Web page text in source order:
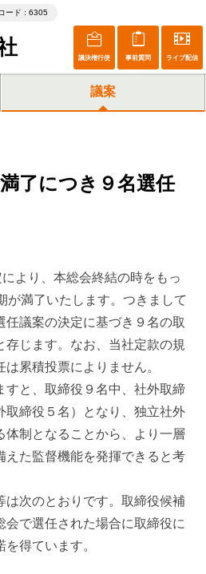
ード : 6305
議決権行使 事前質問 ライブ配信
議案
了につき９名選任
より、本総会終結の時をもっ
が満了いたします。つきまして
任議案の決定に基づき９名の取
存じます。なお、当社定款の規
累積投票によりません。
と、取締役９名中、社外取締
取締役５名）となり、独立社外
体制となることから、より一層
えた監督機能を発揮できると考
次のとおりです。取締役候補
会で選任された場合に取締役に
得ています。